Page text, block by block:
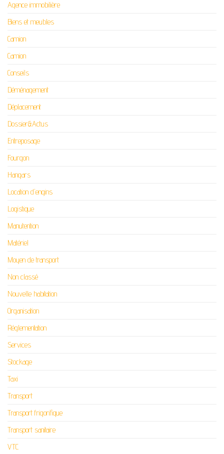
Agence immobilière
Biens et meubles
Camion
Camion
Conseils
Déménagement
Déplacement
Dossier&Actus
Entreposage
Fourgon
Hangars
Location d'engins
Logistique
Manutention
Matériel
Moyen de transport
Non classé
Nouvelle habitation
Organisation
Réglementation
Services
Stockage
Taxi
Transport
Transport frigorifique
Transport sanitaire
VTC